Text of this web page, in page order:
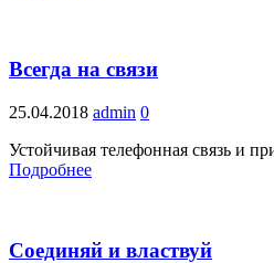
Всегда на связи
25.04.2018 admin 0
Устойчивая телефонная связь и
Подробнее
Соединяй и властвуй